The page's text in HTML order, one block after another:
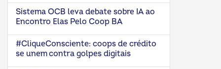
Sistema OCB leva debate sobre IA ao
Encontro Elas Pelo Coop BA
#CliqueConsciente: coops de crédito
se unem contra golpes digitais